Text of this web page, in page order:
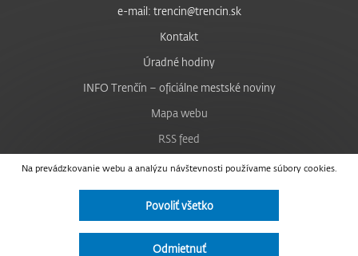
Na prevádzkovanie webu a analýzu návštevnosti používame súbory cookies.
Povoliť všetko
Odmietnuť
e-mail: trencin@trencin.sk
Kontakt
Úradné hodiny
INFO Trenčín – oficiálne mestské noviny
Mapa webu
RSS feed
Nastavenie cookies
Facebook
Instagram